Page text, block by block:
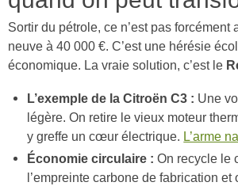
Sortir du pétrole, ce n’est pas forcément
neuve à 40 000 €. C’est une hérésie
économique. La vraie solution, c’est le
L’exemple de la Citroën C3 : Une
légère. On retire le vieux moteur
y greffe un cœur électrique. L’arme
Économie circulaire : On recycle le
l’empreinte carbone de fabrication et